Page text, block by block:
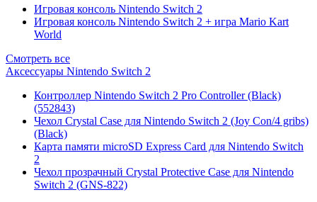
Игровая консоль Nintendo Switch 2
Игровая консоль Nintendo Switch 2 + игра Mario Kart
World
Смотреть все
Аксессуары Nintendo Switch 2
Контроллер Nintendo Switch 2 Pro Controller (Black)
(552843)
Чехол Сrystal Сase для Nintendo Switch 2 (Joy Con/4 gribs)
(Black)
Карта памяти microSD Express Card для Nintendo Switch
2
Чехол прозрачный Crystal Protective Case для Nintendo
Switch 2 (GNS-822)